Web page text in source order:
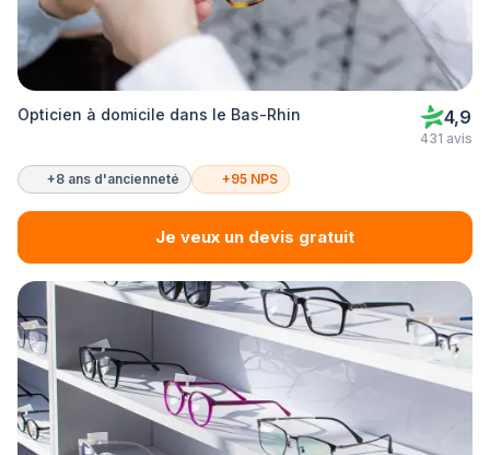
Opticien à domicile dans le Bas-Rhin 4,9
431 avis
+8 ans d'ancienneté +95 NPS
Je veux un devis gratuit